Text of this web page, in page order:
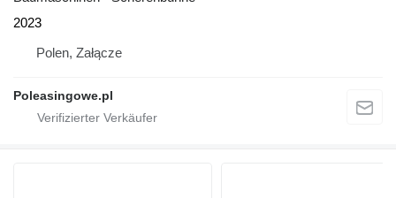
2023
Polen, Załącze
Poleasingowe.pl